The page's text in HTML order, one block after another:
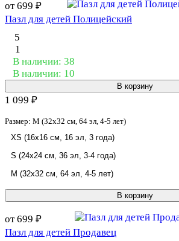
от 699 ₽
Пазл для детей Полицейский
5
1
В наличии: 38
В корзину
В наличии: 10
В корзину
1 099 ₽
Размер: M (32x32 см, 64 эл, 4-5 лет)
XS (16x16 см, 16 эл, 3 года)
S (24x24 см, 36 эл, 3-4 года)
M (32x32 см, 64 эл, 4-5 лет)
от 699 ₽
Пазл для детей Продавец